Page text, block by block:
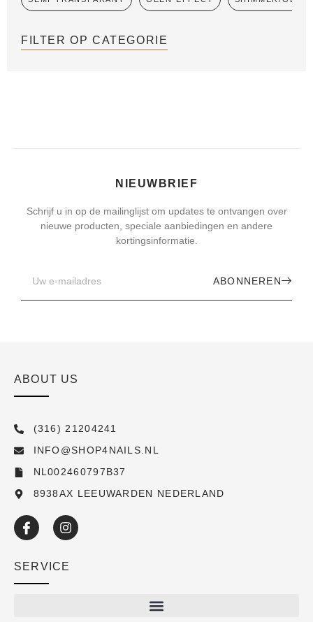
FILTER OP CATEGORIE
NIEUWBRIEF
Schrijf u in op de mailinglijst om updates te ontvangen over
nieuwe producten, speciale aanbiedingen en andere
kortingsinformatie.
ABONNEREN
ABOUT US
(316) 21204241
INFO@SHOP4NAILS.NL
NL002460797B37
8938AX LEEUWARDEN NEDERLAND
SERVICE